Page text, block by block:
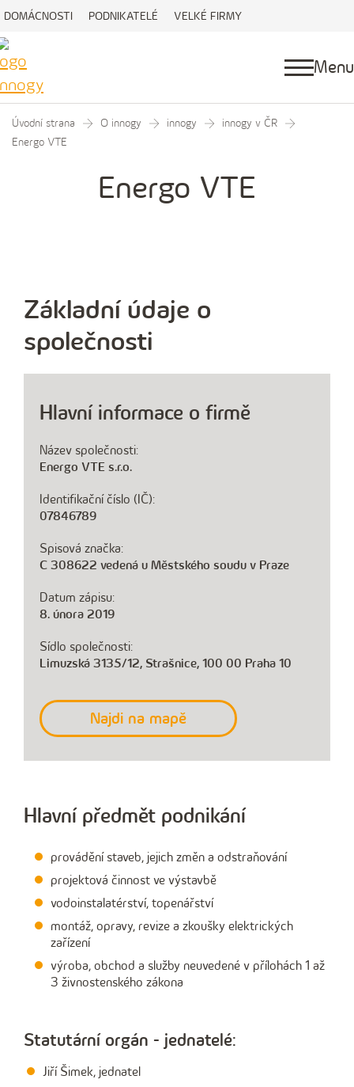
DOMÁCNOSTI PODNIKATELÉ VELKÉ FIRMY
Menu
Úvodní strana O innogy innogy
innogy v ČR
Energo VTE
Energo VTE
Základní údaje o
společnosti
Hlavní informace o firmě
Název společnosti:
Energo VTE s.r.o.
Identifikační číslo (IČ):
07846789
Spisová značka:
C 308622 vedená u Městského soudu v Praze
Datum zápisu:
8. února 2019
Sídlo společnosti:
Limuzská 3135/12, Strašnice, 100 00 Praha 10
Najdi na mapě
Hlavní předmět podnikání
provádění staveb, jejich změn a odstraňování
projektová činnost ve výstavbě
vodoinstalatérství, topenářství
montáž, opravy, revize a zkoušky elektrických
zařízení
výroba, obchod a služby neuvedené v přílohách 1 až
3 živnostenského zákona
Statutární orgán - jednatelé:
Jiří Šimek, jednatel